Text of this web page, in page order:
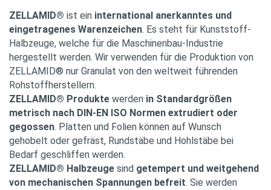
ZELLAMID® ist ein international anerkanntes und
eingetragenes Waren­zeichen. Es steht für Kunststoff-
Halbzeuge, welche für die Maschinenbau-Industrie
hergestellt werden. Wir verwenden für die Produktion von
ZELLAMID® nur Granulat von den weltweit führenden
Rohstoff­herstellern.
ZELLAMID® Produkte werden in Standard­größen
metrisch nach DIN-EN ISO Normen extrudiert oder
gegossen. Platten und Folien können auf Wunsch
gehobelt oder gefräst, Rundstäbe und Hohlstäbe bei
Bedarf geschliffen werden.
ZELLAMID® Halbzeuge sind getempert und weitgehend
von mechanischen Spannungen befreit. Sie werden